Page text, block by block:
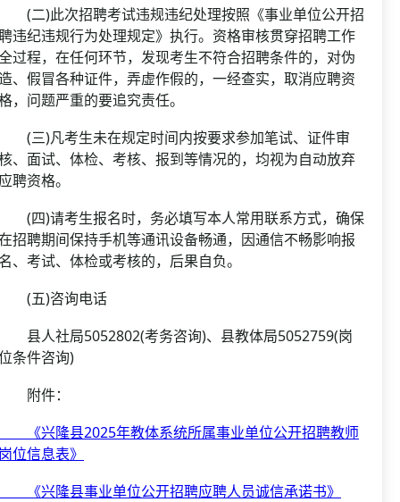
二)此次招聘考试违规违纪处理按照《事业单位公开招
违纪违规行为处理规定》执行。资格审核贯穿招聘工作
过程，在任何环节，发现考生不符合招聘条件的，对伪
、假冒各种证件，弄虚作假的，一经查实，取消应聘资
，问题严重的要追究责任。
三)凡考生未在规定时间内按要求参加笔试、证件审
、面试、体检、考核、报到等情况的，均视为自动放弃
聘资格。
四)请考生报名时，务必填写本人常用联系方式，确保
招聘期间保持手机等通讯设备畅通，因通信不畅影响报
、考试、体检或考核的，后果自负。
五)咨询电话
人社局5052802(考务咨询)、县教体局5052759(岗
条件咨询)
件：
兴隆县2025年教体系统所属事业单位公开招聘教师
位信息表》
兴隆县事业单位公开招聘应聘人员诚信承诺书》